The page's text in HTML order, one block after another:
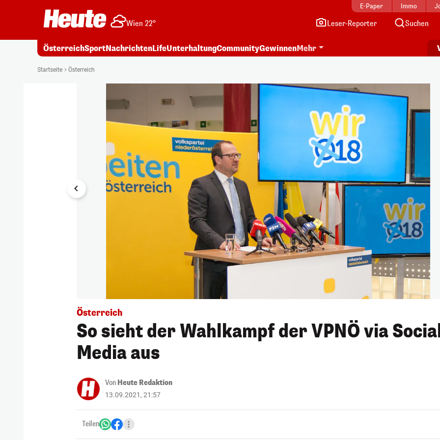
E-Paper Immo
Wien 22° Leser-Reporter Suchen
ÖsterreichSportNachrichtenLifeUnterhaltungCommunityGewinnenMehr
Startseite Österreich
Österreich
So sieht der Wahlkampf der VPNÖ via
Media aus
Von Heute Redaktion
13.09.2021, 21:57
Teilen